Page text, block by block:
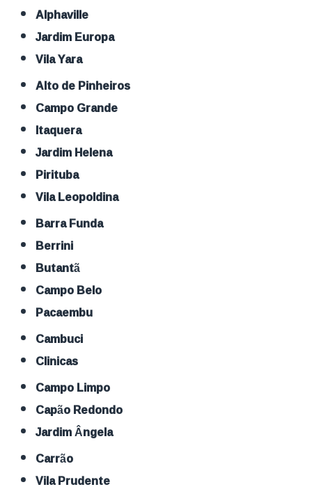
Alphaville
Jardim Europa
Vila Yara
Alto de Pinheiros
Campo Grande
Itaquera
Jardim Helena
Pirituba
Vila Leopoldina
Barra Funda
Berrini
Butantã
Campo Belo
Pacaembu
Cambuci
Clinicas
Campo Limpo
Capão Redondo
Jardim Ângela
Carrão
Vila Prudente